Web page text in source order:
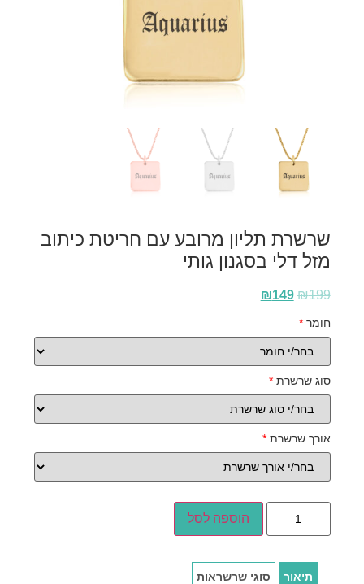
שרשרת תליון מרובע עם חריטת כיתוב
מזל דלי בסגנון גותי
₪199
₪149
חומר*
סוג שרשרת*
אורך שרשרת*
הוספה לסל
תיאור סוגי שרשראות